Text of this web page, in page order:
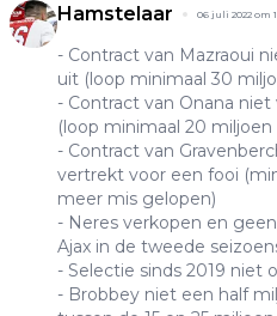
Hamstelaar 06 juli 2022 om
- Contract van Mazraoui
uit (loop minimaal 30
- Contract van Onana
(loop minimaal 20 miljoen
- Contract van
vertrekt voor een fooi
meer mis gelopen)
- Neres verkopen en
Ajax in de tweede
- Selectie sinds 2019 niet
- Brobbey niet een half